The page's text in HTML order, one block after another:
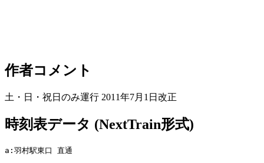
作者コメント
土・日・祝日のみ運行 2011年7月1日改正
時刻表データ (NextTrain形式)
a:羽村駅東口 直通